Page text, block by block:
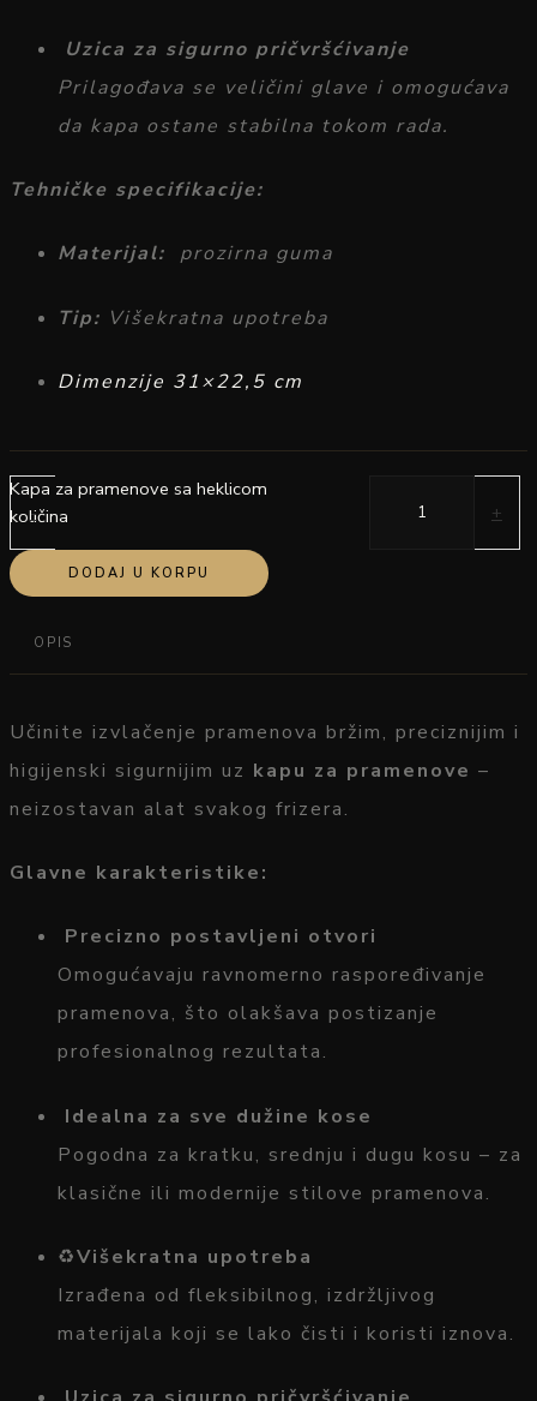
Uzica za sigurno pričvršćivanje
Prilagođava se veličini glave i omogućava
da kapa ostane stabilna tokom rada.
Tehničke specifikacije:
Materijal: prozirna guma
Tip: Višekratna upotreba
Dimenzije 31×22,5 cm
-
Kapa za pramenove sa heklicom
količina
+
DODAJ U KORPU
OPIS
Učinite izvlačenje pramenova bržim, preciznijim i
higijenski sigurnijim uz kapu za pramenove –
neizostavan alat svakog frizera.
Glavne karakteristike:
Precizno postavljeni otvori
Omogućavaju ravnomerno raspoređivanje
pramenova, što olakšava postizanje
profesionalnog rezultata.
Idealna za sve dužine kose
Pogodna za kratku, srednju i dugu kosu – za
klasične ili modernije stilove pramenova.
♻️Višekratna upotreba
Izrađena od fleksibilnog, izdržljivog
materijala koji se lako čisti i koristi iznova.